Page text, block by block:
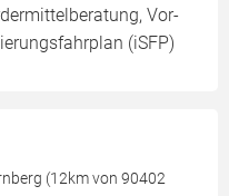
Vor-
(iSFP)
(12km von 90402